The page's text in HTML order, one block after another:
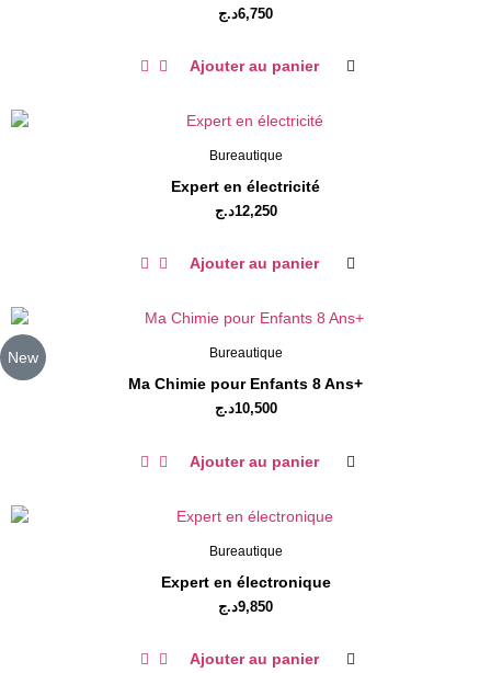
6,750د.ج
Ajouter au panier
Bureautique
Expert en électricité
12,250د.ج
Ajouter au panier
New Bureautique
Ma Chimie pour Enfants 8 Ans+
10,500د.ج
Ajouter au panier
Bureautique
Expert en électronique
9,850د.ج
Ajouter au panier